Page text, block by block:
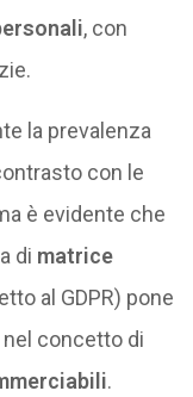
, con
la prevalenza
con le
è evidente che
di matrice
al GDPR) pone
concetto di
.